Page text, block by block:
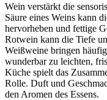
Wein verstärkt die
Säure eines Weins kann
hervorheben und fettige
Rotwein kann die Tiefe
Weißweine bringen
wunderbar zu leichten,
Küche spielt das
Rolle. Duft und
den Aromen des Essens.